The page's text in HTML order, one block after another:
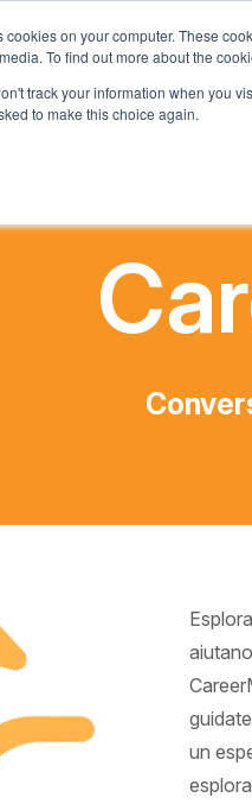
cookies on your computer. These
To find out more about the
track your information when you
to make this choice again.
un